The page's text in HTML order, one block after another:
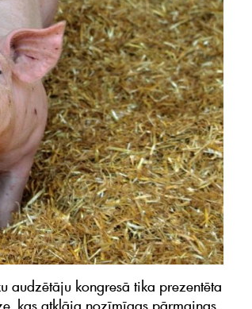
audzētāju kongresā tika prezentēta
kas atklāja nozīmīgas pārmaiņas,